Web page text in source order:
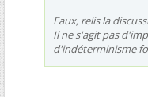
Faux, relis la
Il ne s'agit pas
d'indéterminisme